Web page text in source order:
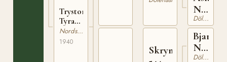
Trystorps-
Tyra
11576Nordsvensk Brukshäst
1940
Skrymer
N
3503
Dölehäst
Bjarke
N
689
Dölehäst